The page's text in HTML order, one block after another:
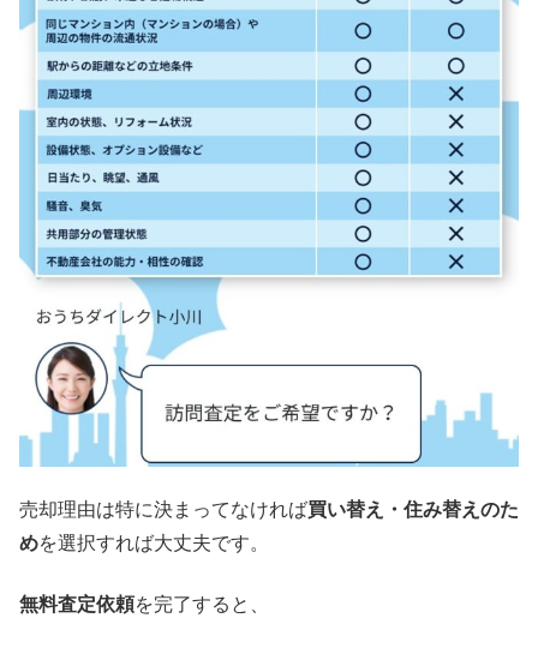
売却理由は特に決まってなければ買い替え・住み替えのた
めを選択すれば大丈夫です。
無料査定依頼を完了すると、